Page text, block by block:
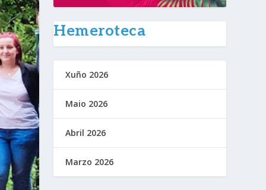
Hemeroteca
Xuño 2026
Maio 2026
Abril 2026
Marzo 2026